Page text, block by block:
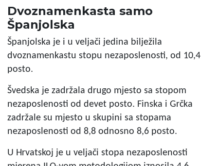
Dvoznamenkasta samo
Španjolska
Španjolska je i u veljači jedina bilježila
dvoznamenkastu stopu nezaposlenosti, od 10,4
posto.
Švedska je zadržala drugo mjesto sa stopom
nezaposlenosti od devet posto. Finska i Grčka
zadržale su mjesto u skupini sa stopama
nezaposlenosti od 8,8 odnosno 8,6 posto.
U Hrvatskoj je u veljači stopa nezaposlenosti